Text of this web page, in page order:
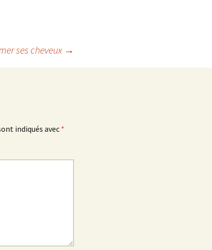
ses cheveux →
indiqués avec*